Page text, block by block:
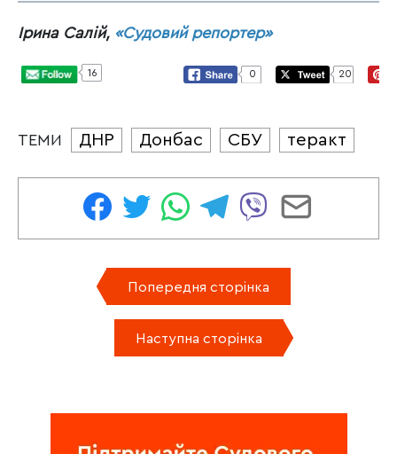
Ірина Салій, «Судовий репортер»
16 0 20
ТЕМИ ДНР Донбас СБУ теракт
Попередня сторінка
Наступна сторінка